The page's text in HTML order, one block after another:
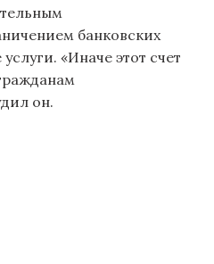
банковских
«Иначе этот счет
он.